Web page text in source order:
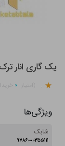
یک گاری انار
. ۰
ویژگی‌ها
شابک
۹۷۸۶۰۰۰۳۵۵۱۱۱